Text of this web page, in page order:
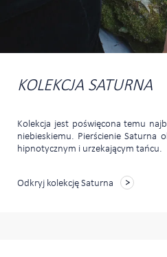
KOLEKCJA SATURNA
Kolekcja jest poświęcona temu
niebieskiemu. Pierścienie Saturna
hipnotycznym i urzekającym tańcu.
Odkryj kolekcję Saturna